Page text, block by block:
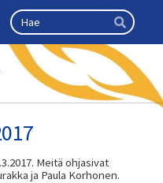
Haku
Hae
senioriliitto
Meitä ohjasivat
ja Paula Korhonen.